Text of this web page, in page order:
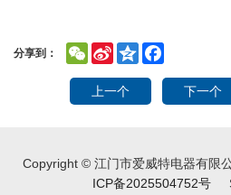
分享到： WeChatSina
Weibo
Qzone
上一个 下一个
Copyright © 江门市爱威特电器有限
ICP备2025504752号